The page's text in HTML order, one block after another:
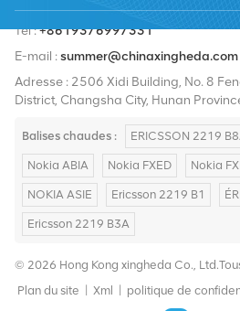
Tél :+8619376997331
E-mail :summer@chinaxingheda.com
Adresse : 2506 Xidi Building, No. 8
District, Changsha City, Hunan
Balises chaudes : ERICSSON 2219
Nokia ABIA Nokia FXED Nokia
NOKIA ASIE Ericsson 2219 B1
Ericsson 2219 B3A
© 2026 Hong Kong xingheda Co.,
Plan du site
Xml politique de